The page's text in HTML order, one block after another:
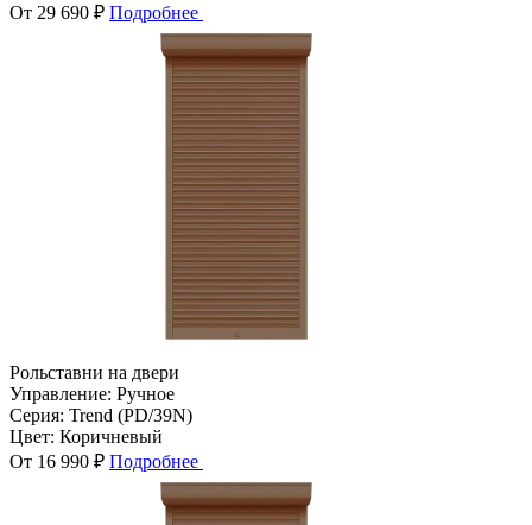
От 29 690 ₽ Подробнее
Рольставни на двери
Управление: Ручное
Серия: Trend (PD/39N)
Цвет: Коричневый
От 16 990 ₽ Подробнее